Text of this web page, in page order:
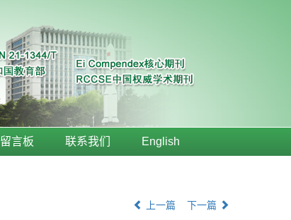
留言板 联系我们 English
上一篇 下一篇